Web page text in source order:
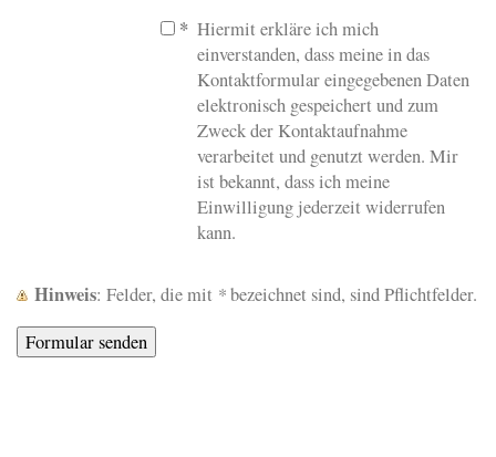
* Hiermit erkläre ich mich
einverstanden, dass meine in das
Kontaktformular eingegebenen Daten
elektronisch gespeichert und zum
Zweck der Kontaktaufnahme
verarbeitet und genutzt werden. Mir
ist bekannt, dass ich meine
Einwilligung jederzeit widerrufen
kann.
Hinweis : Felder, die mit *bezeichnet sind, sind Pflichtfelder.